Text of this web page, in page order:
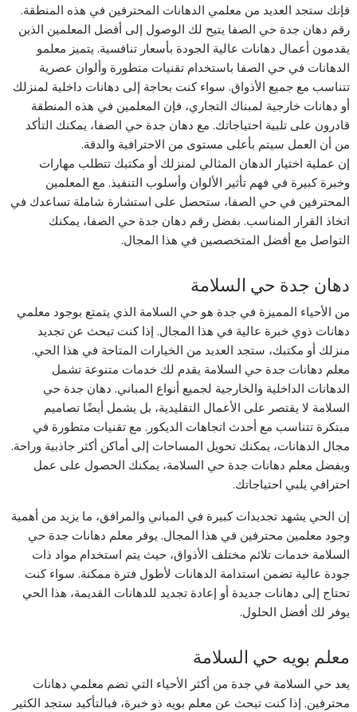
فإنك ستجد العديد من معلمي الدهانات المحترفين في هذه المنطقة.
رقم دهان جدة حي الصفا يتيح لك الوصول إلى أفضل المعلمين الذين
يقدمون أعمال دهانات عالية الجودة بأسعار تنافسية. يتميز معلمو
الدهانات في حي الصفا باستخدام تقنيات متطورة وألوان عصرية
تتناسب مع جميع الأذواق. سواء كنت بحاجة إلى دهانات داخلية لمنزلك
أو دهانات خارجية لمبناك التجاري، فإن المعلمين في هذه المنطقة
قادرون على تلبية احتياجاتك. مع دهان جدة حي الصفا، يمكنك التأكد
من أن العمل سيتم بأعلى مستوى من الاحترافية والدقة.
إن عملية اختيار الدهان المثالي لمنزلك أو مكتبك تتطلب مهارات
وخبرة كبيرة في فهم تأثير الألوان وأسلوب التنفيذ. مع المعلمين
المحترفين في حي الصفا، ستحصل على استشارة شاملة تساعدك في
اتخاذ القرار المناسب. بفضل رقم دهان جدة حي الصفا، يمكنك
التواصل مع أفضل المتخصصين في هذا المجال.
دهان جدة حي السلامة
من الأحياء المميزة في جدة هو حي السلامة الذي يتمتع بوجود معلمي
دهانات ذوي خبرة عالية في هذا المجال. إذا كنت تبحث عن تجديد
منزلك أو مكتبك، ستجد العديد من الخيارات المتاحة في هذا الحي.
معلم دهانات جدة حي السلامة يقدم لك خدمات متنوعة تشمل
الدهانات الداخلية والخارجية لجميع أنواع المباني. دهان جدة حي
السلامة لا يقتصر على الأعمال التقليدية، بل يشمل أيضًا تصاميم
مبتكرة تتناسب مع أحدث اتجاهات الديكور. مع تقنيات متطورة في
مجال الدهانات، يمكنك تحويل المساحات إلى أماكن أكثر جاذبية وراحة.
وبفضل معلم دهانات جدة حي السلامة، يمكنك الحصول على عمل
احترافي يلبي احتياجاتك.
إن الحي يشهد تجديدات كبيرة في المباني والمرافق، ما يزيد من أهمية
وجود معلمين محترفين في هذا المجال. يوفر معلم دهانات جدة حي
السلامة خدمات تلائم مختلف الأذواق، حيث يتم استخدام مواد ذات
جودة عالية تضمن استدامة الدهانات لأطول فترة ممكنة. سواء كنت
تحتاج إلى دهانات جديدة أو إعادة تجديد للدهانات القديمة، هذا الحي
يوفر لك أفضل الحلول.
معلم بويه حي السلامة
يعد حي السلامة في جدة من أكثر الأحياء التي تضم معلمي دهانات
محترفين. إذا كنت تبحث عن معلم بويه ذو خبرة، فبالتأكيد ستجد الكثير